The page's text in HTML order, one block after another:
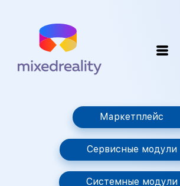
Маркетплейс
Сервисные модули
Системные модули